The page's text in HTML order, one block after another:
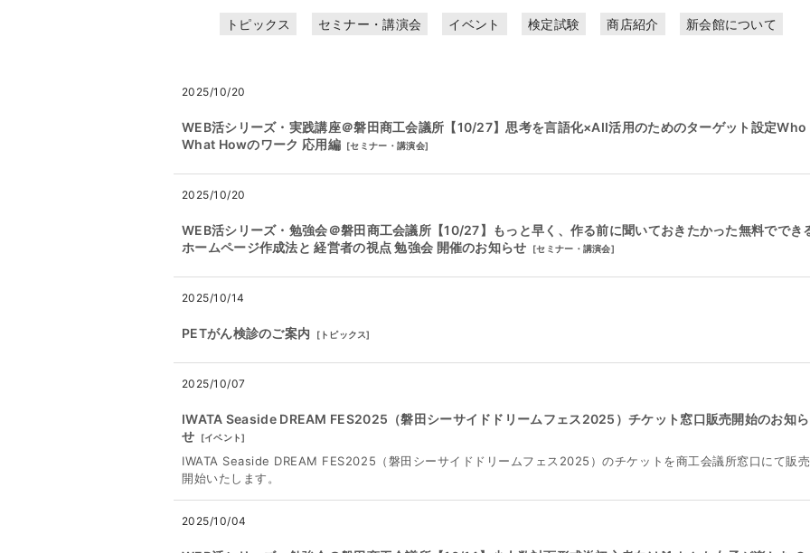
トピックス セミナー・講演会 イベント 検定試験 商店紹介 新会館について
2025/10/20
WEB活シリーズ・実践講座＠磐田商工会議所【10/27】思考を言語化×AII活用のためのターゲット設定Who
What Howのワーク 応用編 [セミナー・講演会]
2025/10/20
WEB活シリーズ・勉強会＠磐田商工会議所【10/27】もっと早く、作る前に聞いておきたかった無料ででき
ホームページ作成法と 経営者の視点 勉強会 開催のお知らせ
[セミナー・講演会]
2025/10/14
PETがん検診のご案内 [トピックス]
2025/10/07
IWATA Seaside DREAM FES2025（磐田シーサイドドリームフェス2025）チケット窓口販売開始のお知ら
せ
[イベント]
IWATA Seaside DREAM FES2025（磐田シーサイドドリームフェス2025）のチケットを商工会議所窓口にて販売
開始いたします。
2025/10/04